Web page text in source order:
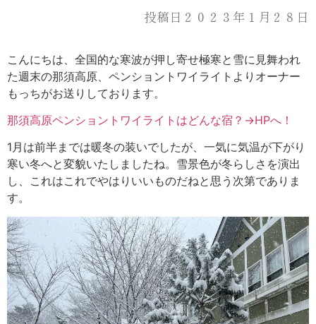
投稿日２０２３年１月２８日
こんにちは、全国的な寒波が押し寄せ極寒と雪に見舞われ
た週末の那須高原、ペンショントワイライトよりオーナー
もっちがお送りしております。
那須高原ペンショントワイライトはどんな宿？→HPへ！
1月は前半までは暖冬の装いでしたが、一気に気温が下がり
寒い冬へと変貌いたしましたね。雪景色が冬らしさを演出
し、これはこれでやはりいいものだねと思う次第でありま
す。